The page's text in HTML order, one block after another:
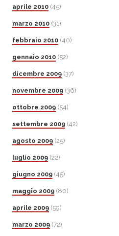
aprile 2010 (45)
marzo 2010 (31)
febbraio 2010 (40)
gennaio 2010 (52)
dicembre 2009 (37)
novembre 2009 (36)
ottobre 2009 (54)
settembre 2009 (42)
agosto 2009 (25)
luglio 2009 (22)
giugno 2009 (45)
maggio 2009 (80)
aprile 2009 (59)
marzo 2009 (72)